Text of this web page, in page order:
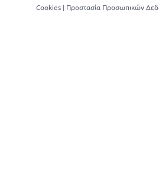
Cookies| Προστασία Προσωπικών